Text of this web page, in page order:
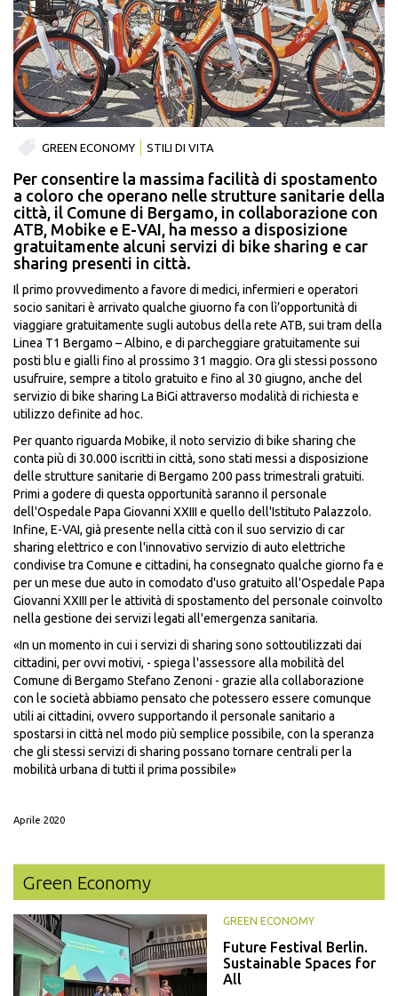
GREEN ECONOMY STILI DI VITA
Per consentire la massima facilità di spostamento
a coloro che operano nelle strutture sanitarie della
città, il Comune di Bergamo, in collaborazione con
ATB, Mobike e E-VAI, ha messo a disposizione
gratuitamente alcuni servizi di bike sharing e car
sharing presenti in città.
Il primo provvedimento a favore di medici, infermieri e operatori
socio sanitari è arrivato qualche giuorno fa con lì’opportunità di
viaggiare gratuitamente sugli autobus della rete ATB, sui tram della
Linea T1 Bergamo – Albino, e di parcheggiare gratuitamente sui
posti blu e gialli fino al prossimo 31 maggio. Ora gli stessi possono
usufruire, sempre a titolo gratuito e fino al 30 giugno, anche del
servizio di bike sharing La BiGi attraverso modalità di richiesta e
utilizzo definite ad hoc.
Per quanto riguarda Mobike, il noto servizio di bike sharing che
conta più di 30.000 iscritti in città, sono stati messi a disposizione
delle strutture sanitarie di Bergamo 200 pass trimestrali gratuiti.
Primi a godere di questa opportunità saranno il personale
dell'Ospedale Papa Giovanni XXIII e quello dell'Istituto Palazzolo.
Infine, E-VAI, già presente nella città con il suo servizio di car
sharing elettrico e con l'innovativo servizio di auto elettriche
condivise tra Comune e cittadini, ha consegnato qualche giorno fa e
per un mese due auto in comodato d'uso gratuito all'Ospedale Papa
Giovanni XXIII per le attività di spostamento del personale coinvolto
nella gestione dei servizi legati all'emergenza sanitaria.
«In un momento in cui i servizi di sharing sono sottoutilizzati dai
cittadini, per ovvi motivi, - spiega l'assessore alla mobilità del
Comune di Bergamo Stefano Zenoni - grazie alla collaborazione
con le società abbiamo pensato che potessero essere comunque
utili ai cittadini, ovvero supportando il personale sanitario a
spostarsi in città nel modo più semplice possibile, con la speranza
che gli stessi servizi di sharing possano tornare centrali per la
mobilità urbana di tutti il prima possibile»
Aprile 2020
Green Economy
GREEN ECONOMY
Future Festival Berlin.
Sustainable Spaces for
All